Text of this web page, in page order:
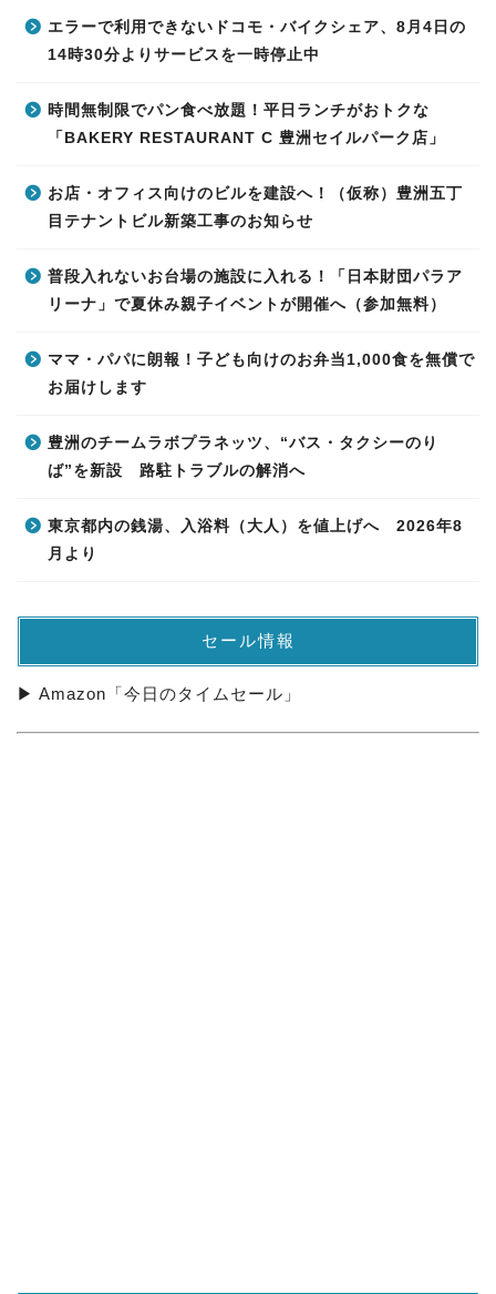
エラーで利用できないドコモ・バイクシェア、8月4日の
14時30分よりサービスを一時停止中
時間無制限でパン食べ放題！平日ランチがおトクな
「BAKERY RESTAURANT C 豊洲セイルパーク店」
お店・オフィス向けのビルを建設へ！（仮称）豊洲五丁
目テナントビル新築工事のお知らせ
普段入れないお台場の施設に入れる！「日本財団パラア
リーナ」で夏休み親子イベントが開催へ（参加無料）
ママ・パパに朗報！子ども向けのお弁当1,000食を無償で
お届けします
豊洲のチームラボプラネッツ、“バス・タクシーのり
ば”を新設 路駐トラブルの解消へ
東京都内の銭湯、入浴料（大人）を値上げへ 2026年8
月より
セール情報
▶ Amazon「今日のタイムセール」